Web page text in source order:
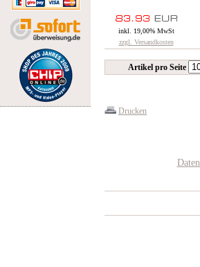
inkl. 19,00% MwSt
zzgl. Versandkosten
Artikel pro Seite
Drucken